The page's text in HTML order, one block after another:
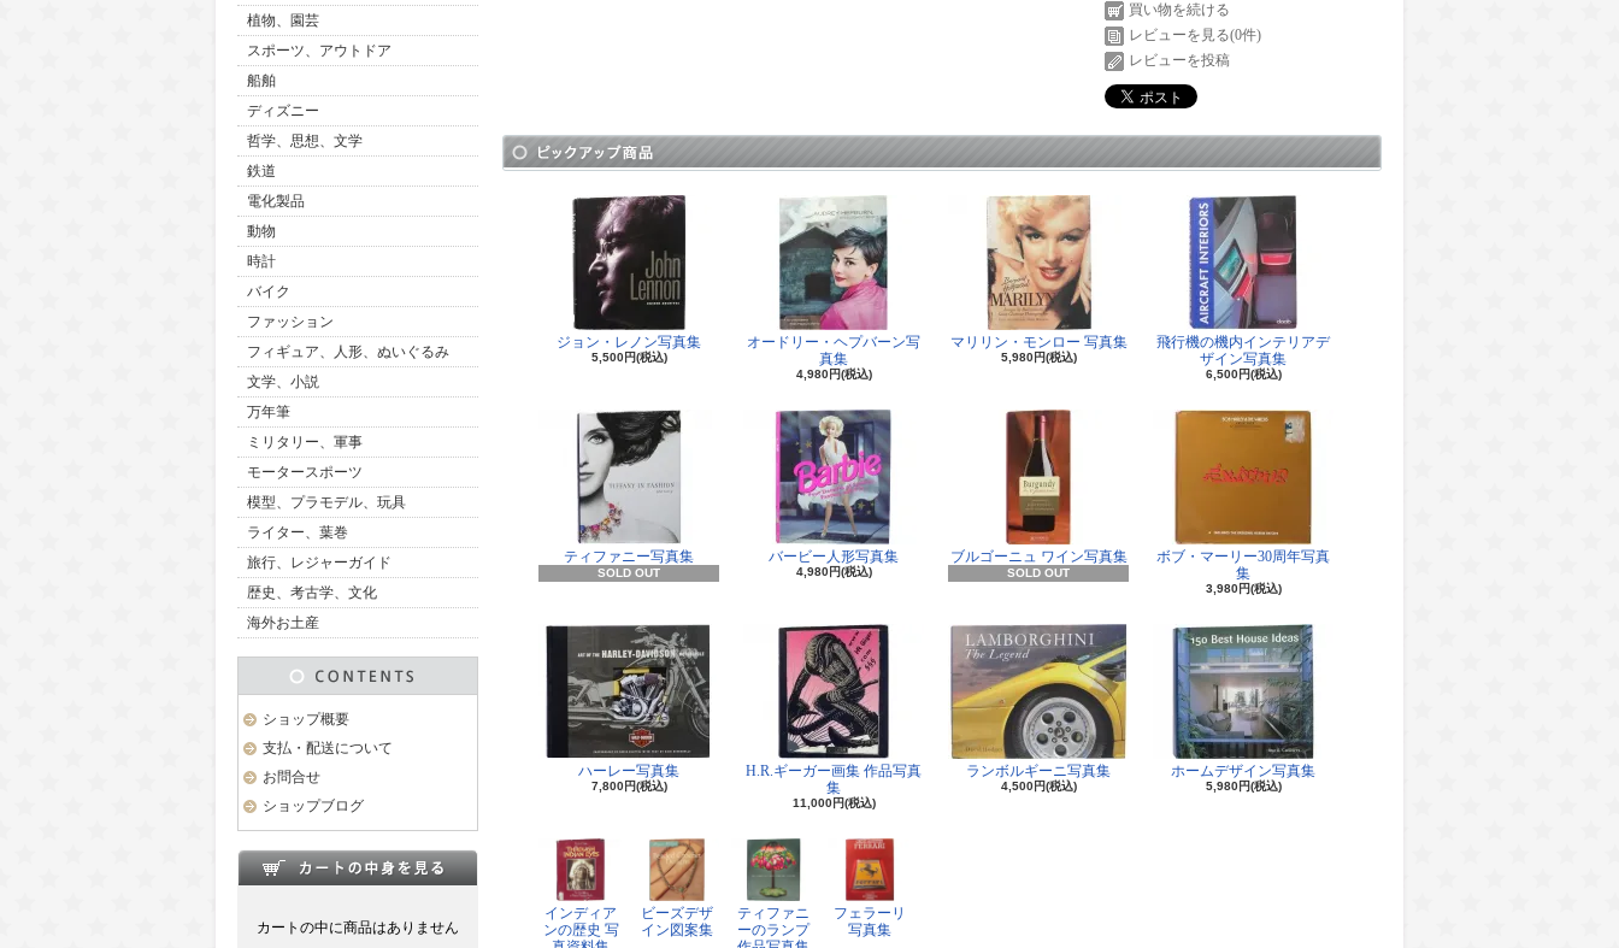
植物、園芸
スポーツ、アウトドア
船舶
ディズニー
哲学、思想、文学
鉄道
電化製品
動物
時計
バイク
ファッション
フィギュア、人形、ぬいぐるみ
文学、小説
万年筆
ミリタリー、軍事
モータースポーツ
模型、プラモデル、玩具
ライター、葉巻
旅行、レジャーガイド
歴史、考古学、文化
海外お土産
ショップ概要
支払・配送について
お問合せ
ショップブログ
カートの中に商品はありません
買い物を続ける
レビューを見る(0件)
レビューを投稿
ジョン・レノン写真集
5,500円(税込)
オードリー・ヘプバーン写
真集
4,980円(税込)
マリリン・モンロー 写真集
5,980円(税込)
飛行機の機内インテリアデ
ザイン写真集
6,500円(税込)
ティファニー写真集
SOLD OUT
バービー人形写真集
4,980円(税込)
ブルゴーニュ ワイン写真集
SOLD OUT
ボブ・マーリー30周年写真
集
3,980円(税込)
ハーレー写真集
7,800円(税込)
H.R.ギーガー画集 作品写真
集
11,000円(税込)
ランボルギーニ写真集
4,500円(税込)
ホームデザイン写真集
5,980円(税込)
インディア
ンの歴史 写
ビーズデザ
イン図案集
ティファニ
ーのランプ
フェラーリ
写真集